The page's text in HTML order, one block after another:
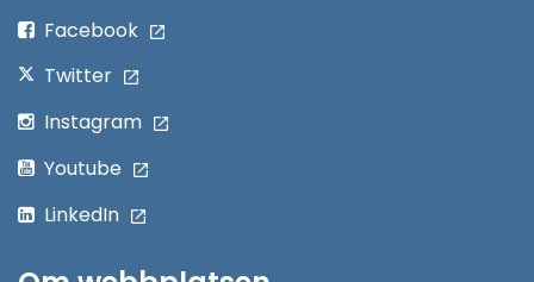
Facebook
Twitter
Instagram
Youtube
LinkedIn